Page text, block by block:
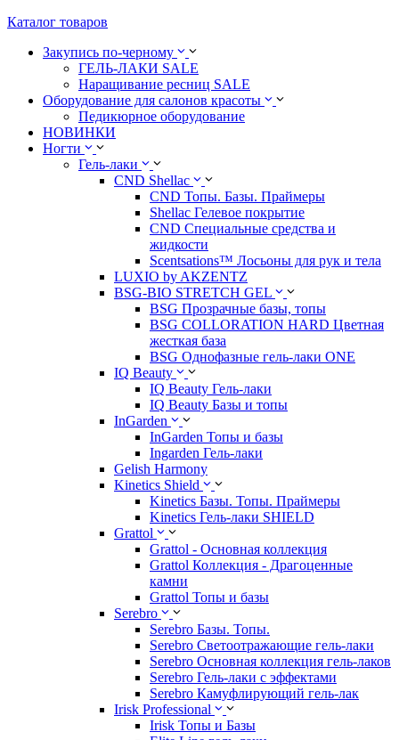
Каталог товаров
Закупись по-черному
ГЕЛЬ-ЛАКИ SALE
Наращивание ресниц SALE
Оборудование для салонов красоты
Педикюрное оборудование
НОВИНКИ
Ногти
Гель-лаки
CND Shellac
CND Топы. Базы. Праймеры
Shellac Гелевое покрытие
CND Специальные средства и
жидкости
Scentsations™ Лосьоны для рук и тела
LUXIO by AKZENTZ
BSG-BIO STRETCH GEL
BSG Прозрачные базы, топы
BSG COLLORATION HARD Цветная
жесткая база
BSG Однофазные гель-лаки ONE
IQ Beauty
IQ Beauty Гель-лаки
IQ Beauty Базы и топы
InGarden
InGarden Топы и базы
Ingarden Гель-лаки
Gelish Harmony
Kinetics Shield
Kinetics Базы. Топы. Праймеры
Kinetics Гель-лаки SHIELD
Grattol
Grattol - Oснoвнaя коллекция
Grattol Коллекция - Драгоценные
камни
Grattol Топы и базы
Serebro
Serebro Базы. Топы.
Serebro Светоотражающие гель-лаки
Serebro Основная коллекция гель-лаков
Serebro Гель-лаки с эффектами
Serebro Камуфлирующий гель-лак
Irisk Professional
Irisk Топы и Базы